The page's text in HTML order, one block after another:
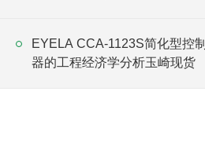
EYELA CCA-1123S简化型控制
器的工程经济学分析玉崎现货